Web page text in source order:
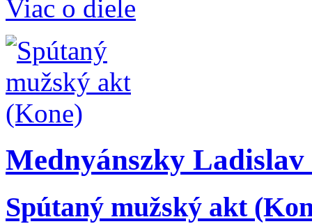
Viac o diele
Mednyánszky Ladislav
Spútaný mužský akt